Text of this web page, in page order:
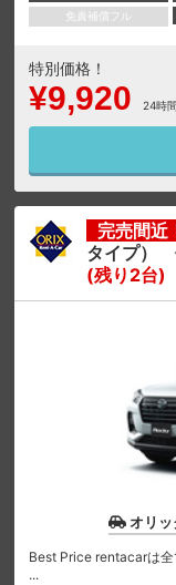
免責補償フル
特別価格！
¥9,920 24時
完売間近
タイプ）
(残り2台)
オリッ
Best Price rentacarは全
...